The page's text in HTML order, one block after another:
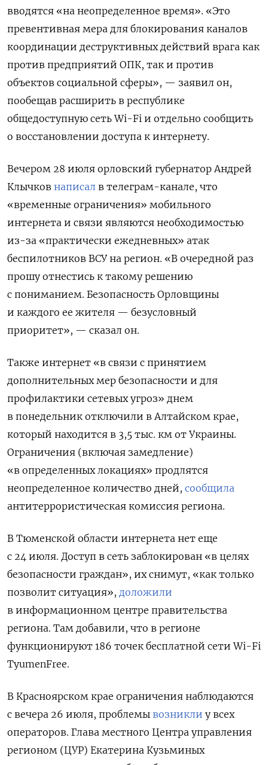
вводятся «на неопределенное время». «Это
превентивная мера для блокирования каналов
координации деструктивных действий врага как
против предприятий ОПК, так и против
объектов социальной сферы», — заявил он,
пообещав расширить в республике
общедоступную сеть Wi-Fi и отдельно сообщить
о восстановлении доступа к интернету.
Вечером 28 июля орловский губернатор Андрей
Клычков написал в телеграм-канале, что
«временные ограничения» мобильного
интернета и связи являются необходимостью
из-за «практически ежедневных» атак
беспилотников ВСУ на регион. «В очередной раз
прошу отнестись к такому решению
с пониманием. Безопасность Орловщины
и каждого ее жителя — безусловный
приоритет», — сказал он.
Также интернет «в связи с принятием
дополнительных мер безопасности и для
профилактики сетевых угроз» днем
в понедельник отключили в Алтайском крае,
который находится в 3,5 тыс. км от Украины.
Ограничения (включая замедление)
«в определенных локациях» продлятся
неопределенное количество дней, сообщила
антитеррористическая комиссия региона.
В Тюменской области интернета нет еще
с 24 июля. Доступ в сеть заблокирован «в целях
безопасности граждан», их снимут, «как только
позволит ситуация», доложили
в информационном центре правительства
региона. Там добавили, что в регионе
функционируют 186 точек бесплатной сети Wi-Fi
TyumenFree.
В Красноярском крае ограничения наблюдаются
с вечера 26 июля, проблемы возникли у всех
операторов. Глава местного Центра управления
регионом (ЦУР) Екатерина Кузьминых